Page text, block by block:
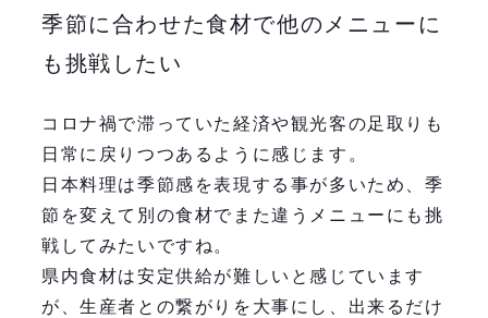
季節に合わせた食材で他のメニューに
も挑戦したい
コロナ禍で滞っていた経済や観光客の足取りも
日常に戻りつつあるように感じます。
日本料理は季節感を表現する事が多いため、季
節を変えて別の食材でまた違うメニューにも挑
戦してみたいですね。
県内食材は安定供給が難しいと感じています
が、生産者との繋がりを大事にし、出来るだけ